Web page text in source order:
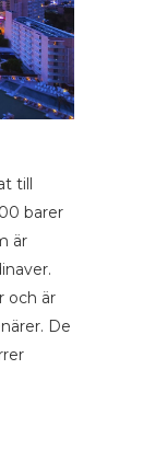
till
barer
är
och är
De